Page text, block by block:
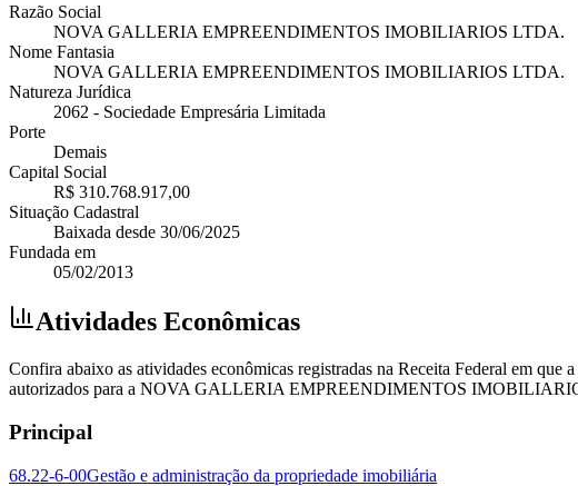
Razão Social
NOVA GALLERIA EMPREENDIMENTOS IMOBILIARIOS LTDA.
Nome Fantasia
NOVA GALLERIA EMPREENDIMENTOS IMOBILIARIOS LTDA.
Natureza Jurídica
2062 - Sociedade Empresária Limitada
Porte
Demais
Capital Social
R$ 310.768.917,00
Situação Cadastral
Baixada desde 30/06/2025
Fundada em
05/02/2013
Atividades Econômicas
Confira abaixo as atividades econômicas registradas na Receita Federal em
autorizados para a NOVA GALLERIA EMPREENDIMENTOS
Principal
68.22-6-00Gestão e administração da propriedade imobiliária